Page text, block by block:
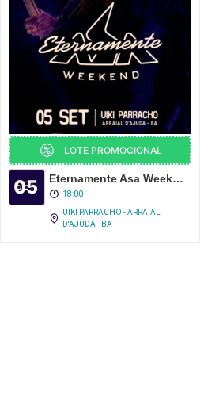
LOTE PROMOCIONAL
05
SET Eternamente Asa Weekend – UIKI Parracho
18:00
UIKI PARRACHO - ARRAIAL
D'AJUDA - BA